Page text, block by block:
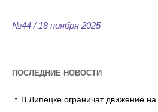
№44 / 18 ноября 2025
ПОСЛЕДНИЕ НОВОСТИ
В Липецке ограничат движение